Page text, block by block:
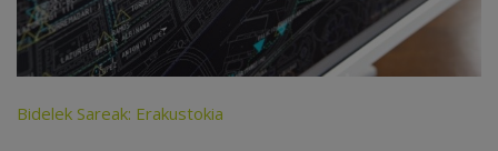
Bidelek Sareak: Erakustokia